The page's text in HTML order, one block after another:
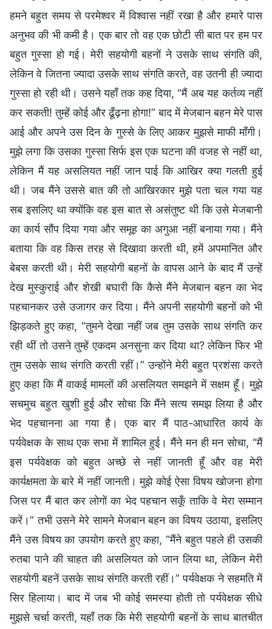
हमने बहुत समय से परमेश्वर में विश्वास नहीं रखा है और हमारे पास
अनुभव की भी कमी है। एक बार तो वह एक छोटी सी बात पर हम पर
बहुत गुस्सा हो गई। मेरी सहयोगी बहनों ने उसके साथ संगति की,
लेकिन वे जितना ज्यादा उसके साथ संगति करते, वह उतनी ही ज्यादा
गुस्सा हो रही थी। उसने यहाँ तक कह दिया, “मैं अब यह कर्तव्य नहीं
कर सकती! तुम्हें कोई और ढूँढ़ना होगा!” बाद में मेजबान बहन मेरे पास
आई और अपने उस दिन के गुस्से के लिए आकर मुझसे माफी माँगी।
मुझे लगा कि उसका गुस्सा सिर्फ इस एक घटना की वजह से नहीं था,
लेकिन मैं यह असलियत नहीं जान पाई कि आखिर क्या गलती हुई
थी। जब मैंने उससे बात की तो आखिरकार मुझे पता चल गया यह
सब इसलिए था क्योंकि वह इस बात से असंतुष्ट थी कि उसे मेजबानी
का कार्य सौंप दिया गया और समूह का अगुआ नहीं बनाया गया। मैंने
बताया कि वह किस तरह से दिखावा करती थी, हमें अपमानित और
बेबस करती थी। मेरी सहयोगी बहनों के वापस आने के बाद मैं उन्हें
देख मुस्कुराई और शेखी बघारी कि कैसे मैंने मेजबान बहन का भेद
पहचानकर उसे उजागर कर दिया। मैंने अपनी सहयोगी बहनों को भी
झिड़कते हुए कहा, “तुमने देखा नहीं जब तुम उसके साथ संगति कर
रही थीं तो उसने तुम्हें एकदम अनसुना कर दिया था? लेकिन फिर भी
तुम उसके साथ संगति करती रहीं।” उन्होंने मेरी बहुत प्रशंसा करते
हुए कहा कि मैं वाकई मामलों की असलियत समझने में सक्षम हूँ। मुझे
सचमुच बहुत खुशी हुई और सोचा कि मैंने सत्य समझ लिया है और
भेद पहचानना आ गया है। एक बार मैं पाठ-आधारित कार्य के
पर्यवेक्षक के साथ एक सभा में शामिल हुई। मैंने मन ही मन सोचा, “मैं
इस पर्यवेक्षक को बहुत अच्छे से नहीं जानती हूँ और वह मेरी
कार्यक्षमता के बारे में नहीं जानती। मुझे कोई ऐसा विषय खोजना होगा
जिस पर मैं बात कर लोगों का भेद पहचान सकूँ ताकि वे मेरा सम्मान
करें।” तभी उसने मेरे सामने मेजबान बहन का विषय उठाया, इसलिए
मैंने उस विषय का उपयोग करते हुए कहा, “मैंने बहुत पहले ही उसकी
रुतबा पाने की चाहत की असलियत को जान लिया था, लेकिन मेरी
सहयोगी बहनें उसके साथ संगति करती रहीं।” पर्यवेक्षक ने सहमति में
सिर हिलाया। बाद में जब भी कोई समस्या होती तो पर्यवेक्षक सीधे
मुझसे चर्चा करती, यहाँ तक कि मेरी सहयोगी बहनों के साथ बातचीत